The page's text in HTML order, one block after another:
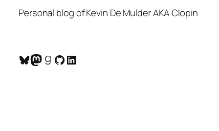
Personal blog of Kevin De Mulder AKA Clopin
Bluesky
Mastodon
Goodreads
GitHub
LinkedIn